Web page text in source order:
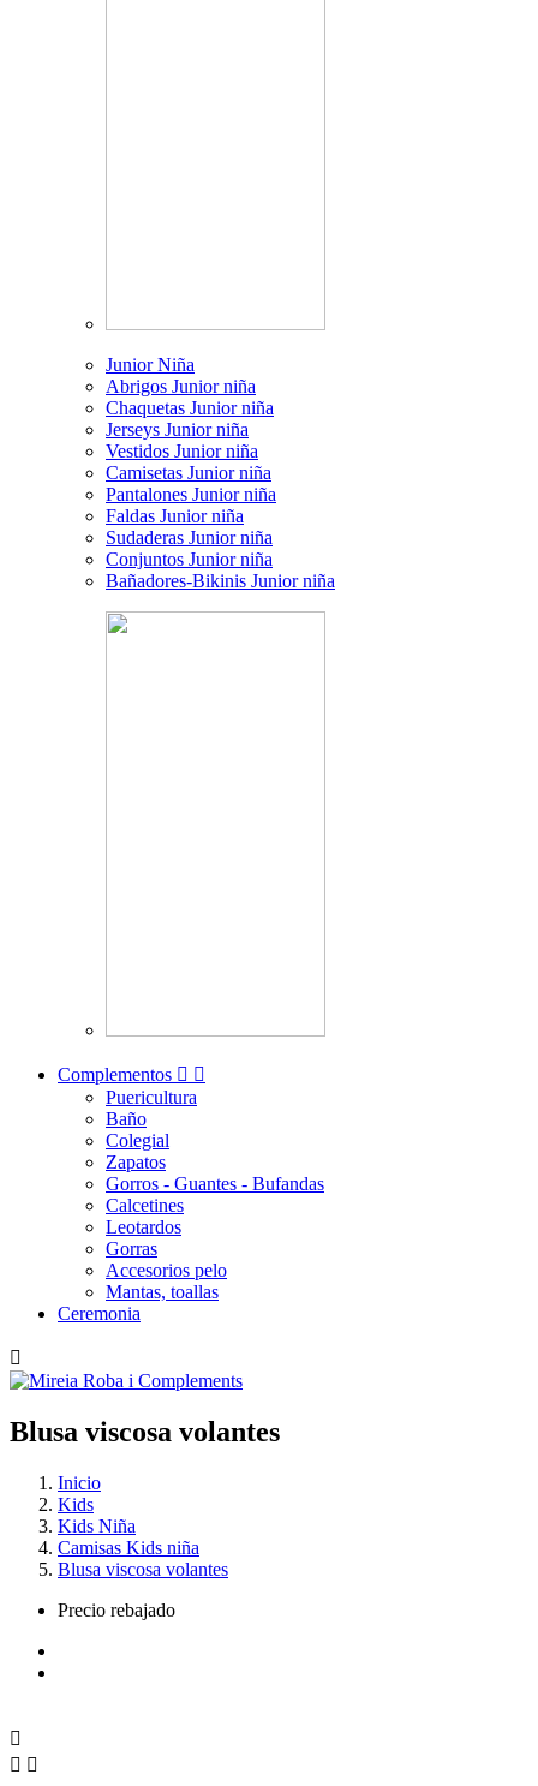
Junior Niña
Abrigos Junior niña
Chaquetas Junior niña
Jerseys Junior niña
Vestidos Junior niña
Camisetas Junior niña
Pantalones Junior niña
Faldas Junior niña
Sudaderas Junior niña
Conjuntos Junior niña
Bañadores-Bikinis Junior niña
Complementos  
Puericultura
Baño
Colegial
Zapatos
Gorros - Guantes - Bufandas
Calcetines
Leotardos
Gorras
Accesorios pelo
Mantas, toallas
Ceremonia

Blusa viscosa volantes
Inicio
Kids
Kids Niña
Camisas Kids niña
Blusa viscosa volantes
Precio rebajado

 